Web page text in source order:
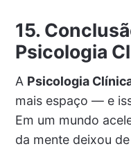
15.
Psicologia
A Psicologia
mais espaço — e
Em um mundo
da mente deixou